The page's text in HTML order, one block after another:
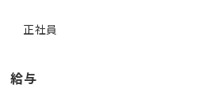
正社員
給与